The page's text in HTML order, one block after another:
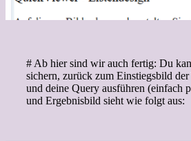
# Ab hier sind wir auch fertig: Du
sichern, zurück zum Einstiegsbild
und deine Query ausführen (einfach
und Ergebnisbild sieht wie folgt aus: